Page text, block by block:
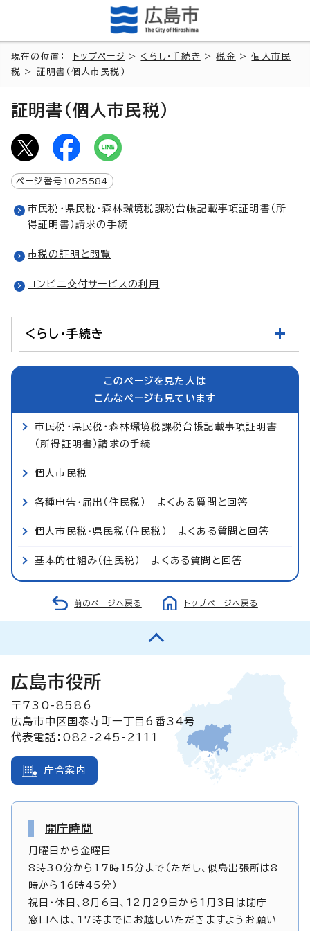
現在の位置： トップページ > くらし・手続き >税金 >個人市民
税
> 証明書（個人市民税）
証明書（個人市民税）
ページ番号 1025584
市民税・県民税・森林環境税課税台帳記載事項証明書（所
得証明書）請求の手続
市税の証明と閲覧
コンビニ交付サービスの利用
くらし・手続き
このページを見た人は
こんなページも見ています
市民税・県民税・森林環境税課税台帳記載事項証明書
（所得証明書）請求の手続
個人市民税
各種申告・届出（住民税） よくある質問と回答
個人市民税・県民税（住民税） よくある質問と回答
基本的仕組み（住民税） よくある質問と回答
前のページへ戻る トップページへ戻る
広島市役所
〒730-8586
広島市中区国泰寺町一丁目6番34号
代表電話：082-245-2111
庁舎案内
開庁時間
月曜日から金曜日
8時30分から17時15分まで（ただし、似島出張所は8
時から16時45分）
祝日・休日、8月6日、12月29日から1月3日は閉庁
窓口へは、17時までにお越しいただきますようお願い